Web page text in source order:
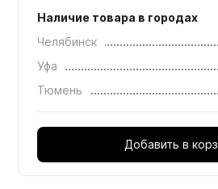
Наличие товара в городах
Челябинск
Уфа
Тюмень
Добавить в